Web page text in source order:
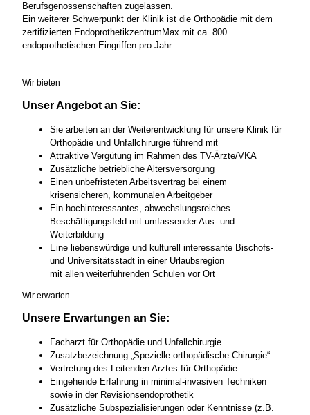
Berufsgenossenschaften zugelassen.
Ein weiterer Schwerpunkt der Klinik ist die Orthopädie mit dem
zertifizierten EndoprothetikzentrumMax mit ca. 800
endoprothetischen Eingriffen pro Jahr.
Wir bieten
Unser Angebot an Sie:
Sie arbeiten an der Weiterentwicklung für unsere Klinik für
Orthopädie und Unfallchirurgie führend mit
Attraktive Vergütung im Rahmen des TV-Ärzte/VKA
Zusätzliche betriebliche Altersversorgung
Einen unbefristeten Arbeitsvertrag bei einem
krisensicheren, kommunalen Arbeitgeber
Ein hochinteressantes, abwechslungsreiches
Beschäftigungsfeld mit umfassender Aus- und
Weiterbildung
Eine liebenswürdige und kulturell interessante Bischofs-
und Universitätsstadt in einer Urlaubsregion
mit allen weiterführenden Schulen vor Ort
Wir erwarten
Unsere Erwartungen an Sie:
Facharzt für Orthopädie und Unfallchirurgie
Zusatzbezeichnung „Spezielle orthopädische Chirurgie“
Vertretung des Leitenden Arztes für Orthopädie
Eingehende Erfahrung in minimal-invasiven Techniken
sowie in der Revisionsendoprothetik
Zusätzliche Subspezialisierungen oder Kenntnisse (z.B.